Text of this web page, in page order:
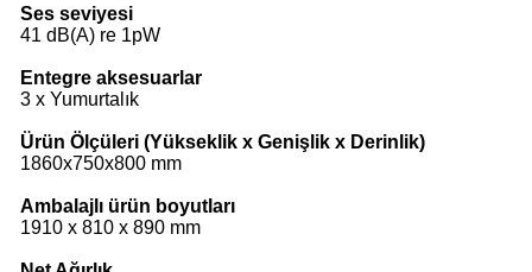
Ses seviyesi
41 dB(A) re 1pW
Entegre aksesuarlar
3 x Yumurtalık
Ürün Ölçüleri (Yükseklik x Genişlik x Derinlik)
1860x750x800 mm
Ambalajlı ürün boyutları
1910 x 810 x 890 mm